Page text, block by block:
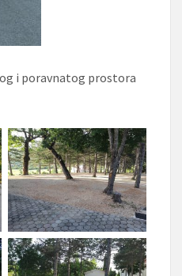
i poravnatog prostora